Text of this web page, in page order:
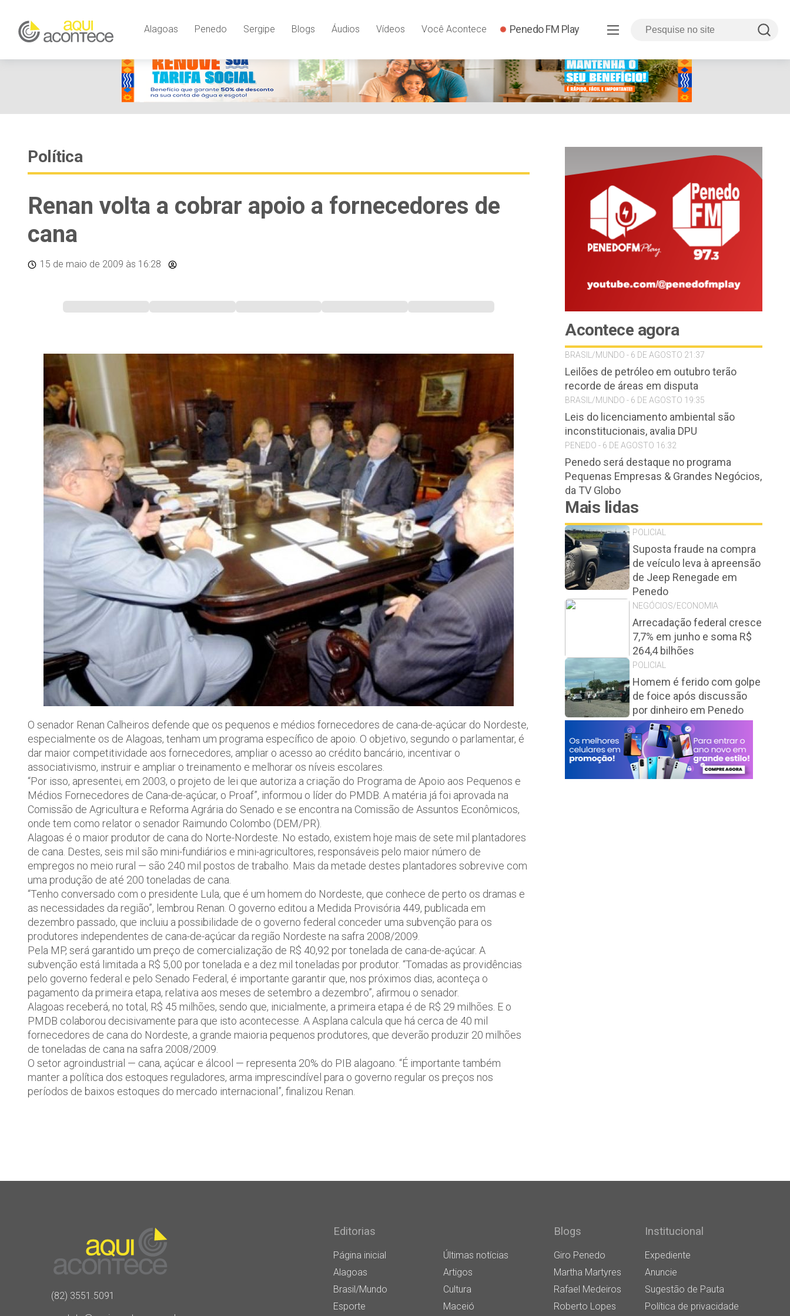
Alagoas Penedo Sergipe Blogs Áudios Vídeos Você Acontece Penedo FM Play
Política
Renan volta a cobrar apoio a fornecedores de
cana
15 de maio de 2009 às 16:28
O senador Renan Calheiros defende que os pequenos e médios fornecedores de cana-de-açúcar do Nordeste,
especialmente os de Alagoas, tenham um programa específico de apoio. O objetivo, segundo o parlamentar, é
dar maior competitividade aos fornecedores, ampliar o acesso ao crédito bancário, incentivar o
associativismo, instruir e ampliar o treinamento e melhorar os níveis escolares.
“Por isso, apresentei, em 2003, o projeto de lei que autoriza a criação do Programa de Apoio aos Pequenos e
Médios Fornecedores de Cana-de-açúcar, o Proaf”, informou o líder do PMDB. A matéria já foi aprovada na
Comissão de Agricultura e Reforma Agrária do Senado e se encontra na Comissão de Assuntos Econômicos,
onde tem como relator o senador Raimundo Colombo (DEM/PR).
Alagoas é o maior produtor de cana do Norte-Nordeste. No estado, existem hoje mais de sete mil plantadores
de cana. Destes, seis mil são mini-fundiários e mini-agricultores, responsáveis pelo maior número de
empregos no meio rural — são 240 mil postos de trabalho. Mais da metade destes plantadores sobrevive com
uma produção de até 200 toneladas de cana.
“Tenho conversado com o presidente Lula, que é um homem do Nordeste, que conhece de perto os dramas e
as necessidades da região”, lembrou Renan. O governo editou a Medida Provisória 449, publicada em
dezembro passado, que incluiu a possibilidade de o governo federal conceder uma subvenção para os
produtores independentes de cana-de-açúcar da região Nordeste na safra 2008/2009.
Pela MP, será garantido um preço de comercialização de R$ 40,92 por tonelada de cana-de-açúcar. A
subvenção está limitada a R$ 5,00 por tonelada e a dez mil toneladas por produtor. “Tomadas as providências
pelo governo federal e pelo Senado Federal, é importante garantir que, nos próximos dias, aconteça o
pagamento da primeira etapa, relativa aos meses de setembro a dezembro”, afirmou o senador.
Alagoas receberá, no total, R$ 45 milhões, sendo que, inicialmente, a primeira etapa é de R$ 29 milhões. E o
PMDB colaborou decisivamente para que isto acontecesse. A Asplana calcula que há cerca de 40 mil
fornecedores de cana do Nordeste, a grande maioria pequenos produtores, que deverão produzir 20 milhões
de toneladas de cana na safra 2008/2009.
O setor agroindustrial — cana, açúcar e álcool — representa 20% do PIB alagoano. “É importante também
manter a política dos estoques reguladores, arma imprescindível para o governo regular os preços nos
períodos de baixos estoques do mercado internacional”, finalizou Renan.
Acontece agora
BRASIL/MUNDO - 6 DE AGOSTO 21:37
Leilões de petróleo em outubro terão
recorde de áreas em disputa
BRASIL/MUNDO - 6 DE AGOSTO 19:35
Leis do licenciamento ambiental são
inconstitucionais, avalia DPU
PENEDO - 6 DE AGOSTO 16:32
Penedo será destaque no programa
Pequenas Empresas & Grandes Negócios,
da TV Globo
Mais lidas
POLICIAL
Suposta fraude na compra
de veículo leva à apreensão
de Jeep Renegade em
Penedo
NEGÓCIOS/ECONOMIA
Arrecadação federal cresce
7,7% em junho e soma R$
264,4 bilhões
POLICIAL
Homem é ferido com golpe
de foice após discussão
por dinheiro em Penedo
(82) 3551.5091
Editorias
Página inicial
Últimas notícias
Alagoas
Artigos
Brasil/Mundo
Cultura
Esporte
Maceió
Blogs
Giro Penedo
Martha Martyres
Rafael Medeiros
Roberto Lopes
Institucional
Expediente
Anuncie
Sugestão de Pauta
Política de privacidade